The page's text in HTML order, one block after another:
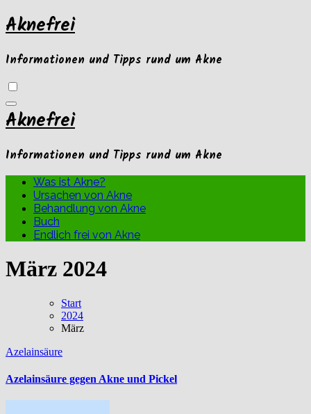
Zum
Inhalt
Aknefrei
Informationen und Tipps rund um Akne
Aknefrei
Informationen und Tipps rund um Akne
Was ist Akne?
Ursachen von Akne
Behandlung von Akne
Buch
Endlich frei von Akne
März 2024
Start
2024
März
Azelainsäure
Azelainsäure gegen Akne und Pickel